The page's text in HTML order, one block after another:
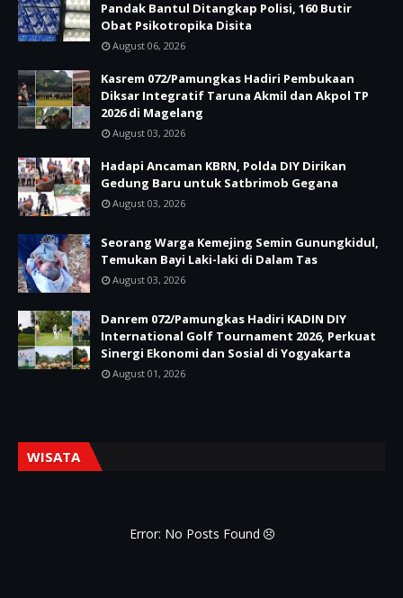
Pandak Bantul Ditangkap Polisi, 160 Butir
Obat Psikotropika Disita
August 06, 2026
Kasrem 072/Pamungkas Hadiri Pembukaan
Diksar Integratif Taruna Akmil dan Akpol TP
2026 di Magelang
August 03, 2026
Hadapi Ancaman KBRN, Polda DIY Dirikan
Gedung Baru untuk Satbrimob Gegana
August 03, 2026
Seorang Warga Kemejing Semin Gunungkidul,
Temukan Bayi Laki-laki di Dalam Tas
August 03, 2026
Danrem 072/Pamungkas Hadiri KADIN DIY
International Golf Tournament 2026, Perkuat
Sinergi Ekonomi dan Sosial di Yogyakarta
August 01, 2026
WISATA
Error: No Posts Found